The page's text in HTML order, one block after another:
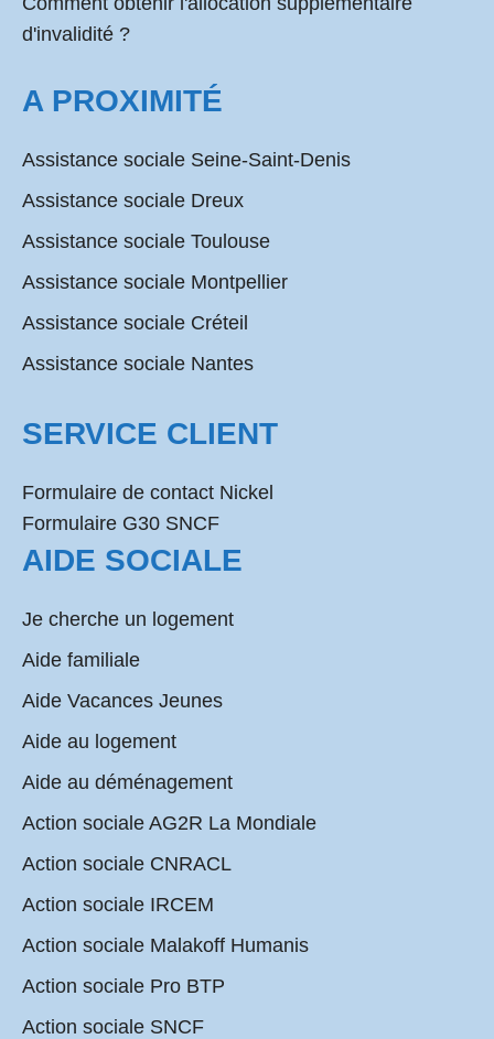
d'invalidité ?
A PROXIMITÉ
Assistance sociale Seine-Saint-Denis
Assistance sociale Dreux
Assistance sociale Toulouse
Assistance sociale Montpellier
Assistance sociale Créteil
Assistance sociale Nantes
SERVICE CLIENT
Formulaire de contact Nickel
Formulaire G30 SNCF
AIDE SOCIALE
Je cherche un logement
Aide familiale
Aide Vacances Jeunes
Aide au logement
Aide au déménagement
Action sociale AG2R La Mondiale
Action sociale CNRACL
Action sociale IRCEM
Action sociale Malakoff Humanis
Action sociale Pro BTP
Action sociale SNCF